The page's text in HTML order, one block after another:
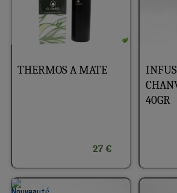
THERMOS A MATE
27 €
40GR